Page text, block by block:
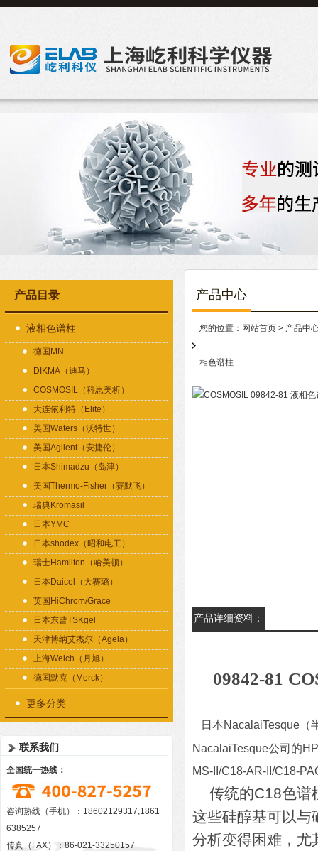
产品目录
液相色谱柱
德国MN
DIKMA（迪马）
COSMOSIL（科思美析）
大连依利特（Elite）
美国Waters（沃特世）
美国Agilent（安捷伦）
日本Shimadzu（岛津）
美国Thermo-Fisher（赛默飞）
瑞典Kromasil
日本YMC
日本shodex（昭和电工）
瑞士Hamilton（哈美顿）
日本Daicel（大赛璐）
英国HiChrom/Grace
日本东曹TSKgel
天津博纳艾杰尔（Agela）
上海Welch（月旭）
德国默克（Merck）
更多分类
联系我们
全国统一热线：
咨询热线（手机）：18602129317,1861
6385257
传真（FAX）：86-021-33250157
产品中心
您的位置： 网站首页 > 产品中
相色谱柱
产品详细资料：
09842-81
日本NacalaiTesque（
NacalaiTesque公司的
MS-II/C18-AR-II/C18-
传统的C18色谱
这些硅醇基可以与
分析变得困难，尤